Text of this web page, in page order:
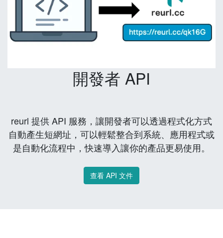
開發者 API
reurl 提供 API 服務，讓開發者可以透過程式化方式
自動產生短網址，可以輕鬆整合到系統、應用程式或
是自動化流程中，快速導入讓你的產品更易使用。
查看 API 文件